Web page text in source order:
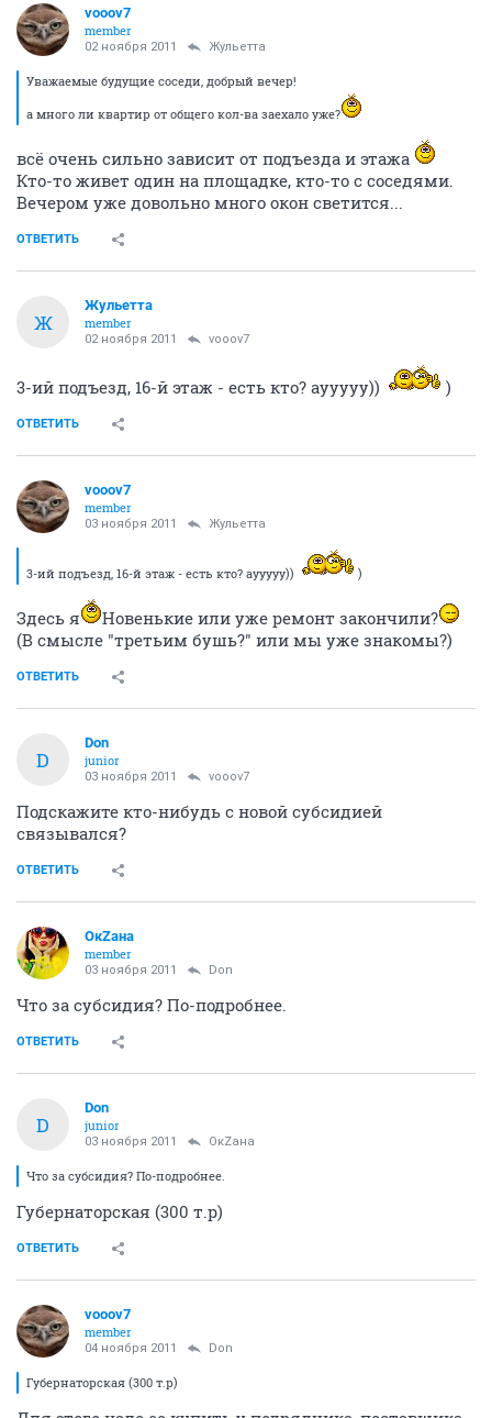
vooov7
member
02 ноября 2011 Жульетта
Уважаемые будущие соседи, добрый вечер!
а много ли квартир от общего кол-ва заехало уже?
всё очень сильно зависит от подъезда и этажа
Кто-то живет один на площадке, кто-то с соседями.
Вечером уже довольно много окон светится...
ОТВЕТИТЬ
Ж
Жульетта
member
02 ноября 2011 vooov7
3-ий подъезд, 16-й этаж - есть кто? аууууу)) )
ОТВЕТИТЬ
vooov7
member
03 ноября 2011 Жульетта
3-ий подъезд, 16-й этаж - есть кто? аууууу)) )
Здесь я
Новенькие или уже ремонт закончили?
(В смысле "третьим бушь?" или мы уже знакомы?)
ОТВЕТИТЬ
D
Don
junior
03 ноября 2011 vooov7
Подскажите кто-нибудь с новой субсидией
связывался?
ОТВЕТИТЬ
ОкZана
member
03 ноября 2011 Don
Что за субсидия? По-подробнее.
ОТВЕТИТЬ
D
Don
junior
03 ноября 2011 ОкZана
Что за субсидия? По-подробнее.
Губернаторская (300 т.р)
ОТВЕТИТЬ
vooov7
member
04 ноября 2011 Don
Губернаторская (300 т.р)